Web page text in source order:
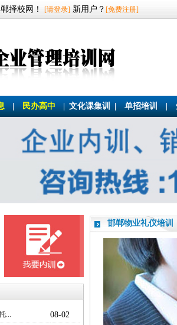
择校网！ [请登录] 新用户？ [免费注册]
民办高中 文化课集训 单招培训
...
08-02
邯郸物业礼仪培训